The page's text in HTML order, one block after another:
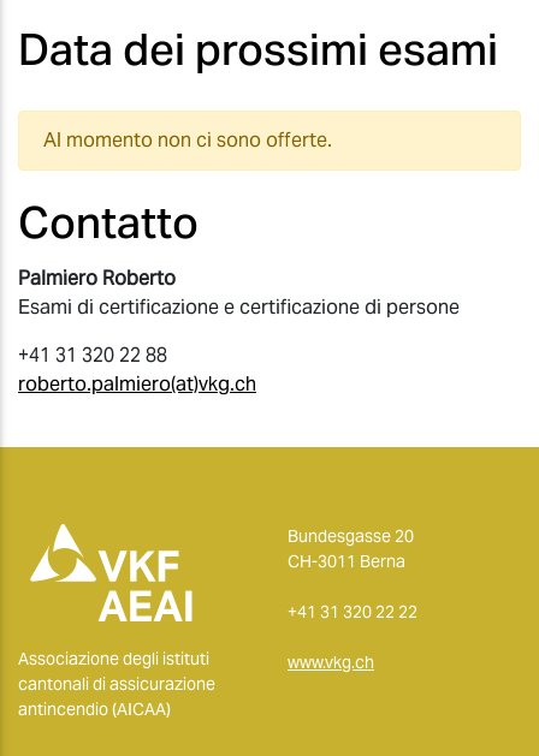
Data dei prossimi esami
Al momento non ci sono offerte.
Contatto
Palmiero Roberto
Esami di certificazione e certificazione di persone
+41 31 320 22 88
roberto.palmiero(at)vkg.ch
Associazione degli istituti
cantonali di assicurazione
antincendio (AICAA)
Bundesgasse 20
CH-3011 Berna
+41 31 320 22 22
www.vkg.ch